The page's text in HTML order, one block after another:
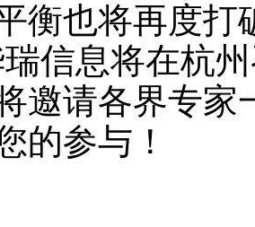
衡也将再度打
瑞信息将在杭
邀请各界专
的参与！